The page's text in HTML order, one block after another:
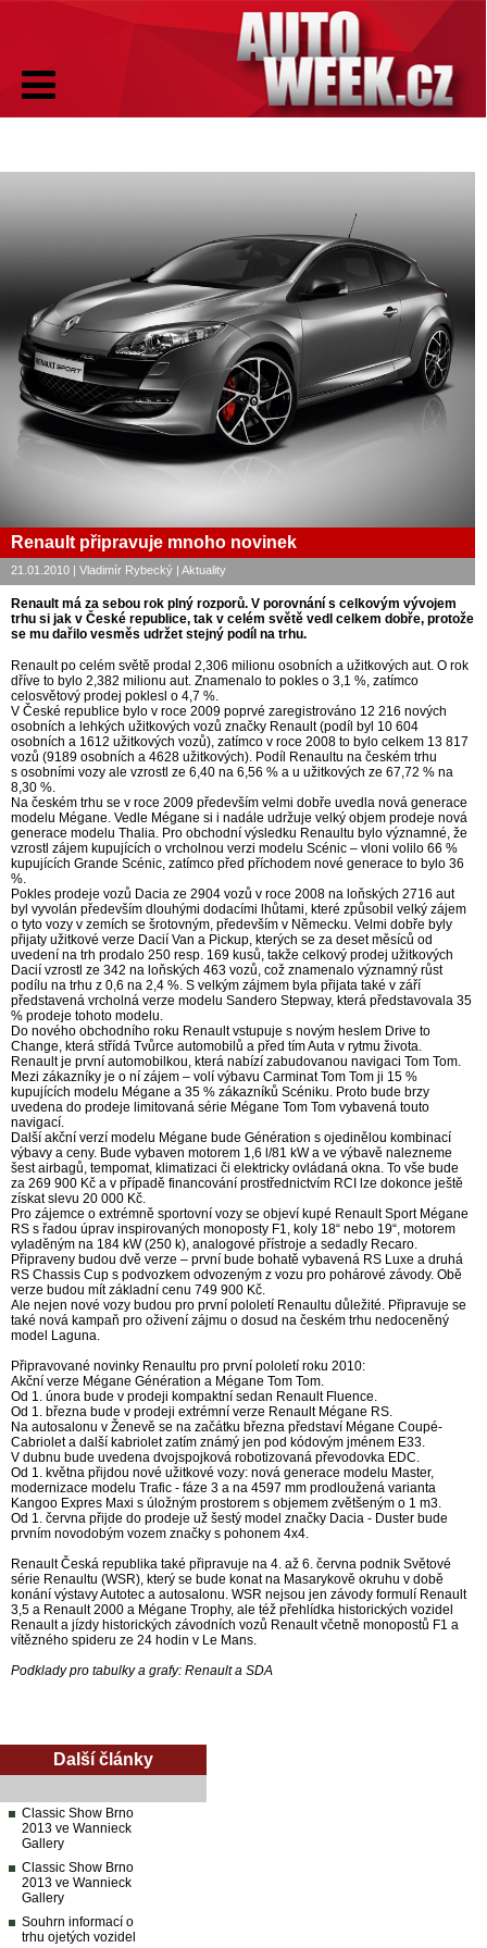
Renault připravuje mnoho novinek
21.01.2010 | Vladimír Rybecký | Aktuality
Renault má za sebou rok plný rozporů. V porovnání s celkovým vývojem
trhu si jak v České republice, tak v celém světě vedl celkem dobře, protože
se mu dařilo vesměs udržet stejný podíl na trhu.
Renault po celém světě prodal 2,306 milionu osobních a užitkových aut. O rok
dříve to bylo 2,382 milionu aut. Znamenalo to pokles o 3,1 %, zatímco
celosvětový prodej poklesl o 4,7 %.
V České republice bylo v roce 2009 poprvé zaregistrováno 12 216 nových
osobních a lehkých užitkových vozů značky Renault (podíl byl 10 604
osobních a 1612 užitkových vozů), zatímco v roce 2008 to bylo celkem 13 817
vozů (9189 osobních a 4628 užitkových). Podíl Renaultu na českém trhu
s osobními vozy ale vzrostl ze 6,40 na 6,56 % a u užitkových ze 67,72 % na
8,30 %.
Na českém trhu se v roce 2009 především velmi dobře uvedla nová generace
modelu Mégane. Vedle Mégane si i nadále udržuje velký objem prodeje nová
generace modelu Thalia. Pro obchodní výsledku Renaultu bylo významné, že
vzrostl zájem kupujících o vrcholnou verzi modelu Scénic – vloni volilo 66 %
kupujících Grande Scénic, zatímco před příchodem nové generace to bylo 36
%.
Pokles prodeje vozů Dacia ze 2904 vozů v roce 2008 na loňských 2716 aut
byl vyvolán především dlouhými dodacími lhůtami, které způsobil velký zájem
o tyto vozy v zemích se šrotovným, především v Německu. Velmi dobře byly
přijaty užitkové verze Dacií Van a Pickup, kterých se za deset měsíců od
uvedení na trh prodalo 250 resp. 169 kusů, takže celkový prodej užitkových
Dacií vzrostl ze 342 na loňských 463 vozů, což znamenalo významný růst
podílu na trhu z 0,6 na 2,4 %. S velkým zájmem byla přijata také v září
představená vrcholná verze modelu Sandero Stepway, která představovala 35
% prodeje tohoto modelu.
Do nového obchodního roku Renault vstupuje s novým heslem Drive to
Change, která střídá Tvůrce automobilů a před tím Auta v rytmu života.
Renault je první automobilkou, která nabízí zabudovanou navigaci Tom Tom.
Mezi zákazníky je o ní zájem – volí výbavu Carminat Tom Tom ji 15 %
kupujících modelu Mégane a 35 % zákazníků Scéniku. Proto bude brzy
uvedena do prodeje limitovaná série Mégane Tom Tom vybavená touto
navigací.
Další akční verzí modelu Mégane bude Génération s ojedinělou kombinací
výbavy a ceny. Bude vybaven motorem 1,6 l/81 kW a ve výbavě nalezneme
šest airbagů, tempomat, klimatizaci či elektricky ovládaná okna. To vše bude
za 269 900 Kč a v případě financování prostřednictvím RCI lze dokonce ještě
získat slevu 20 000 Kč.
Pro zájemce o extrémně sportovní vozy se objeví kupé Renault Sport Mégane
RS s řadou úprav inspirovaných monoposty F1, koly 18“ nebo 19“, motorem
vyladěným na 184 kW (250 k), analogové přístroje a sedadly Recaro.
Připraveny budou dvě verze – první bude bohatě vybavená RS Luxe a druhá
RS Chassis Cup s podvozkem odvozeným z vozu pro pohárové závody. Obě
verze budou mít základní cenu 749 900 Kč.
Ale nejen nové vozy budou pro první pololetí Renaultu důležité. Připravuje se
také nová kampaň pro oživení zájmu o dosud na českém trhu nedoceněný
model Laguna.
Připravované novinky Renaultu pro první pololetí roku 2010:
Akční verze Mégane Génération a Mégane Tom Tom.
Od 1. února bude v prodeji kompaktní sedan Renault Fluence.
Od 1. března bude v prodeji extrémní verze Renault Mégane RS.
Na autosalonu v Ženevě se na začátku března představí Mégane Coupé-
Cabriolet a další kabriolet zatím známý jen pod kódovým jménem E33.
V dubnu bude uvedena dvojspojková robotizovaná převodovka EDC.
Od 1. května přijdou nové užitkové vozy: nová generace modelu Master,
modernizace modelu Trafic - fáze 3 a na 4597 mm prodloužená varianta
Kangoo Expres Maxi s úložným prostorem s objemem zvětšeným o 1 m3.
Od 1. června přijde do prodeje už šestý model značky Dacia - Duster bude
prvním novodobým vozem značky s pohonem 4x4.
Renault Česká republika také připravuje na 4. až 6. června podnik Světové
série Renaultu (WSR), který se bude konat na Masarykově okruhu v době
konání výstavy Autotec a autosalonu. WSR nejsou jen závody formulí Renault
3,5 a Renault 2000 a Mégane Trophy, ale též přehlídka historických vozidel
Renault a jízdy historických závodních vozů Renault včetně monopostů F1 a
vítězného spideru ze 24 hodin v Le Mans.
Podklady pro tabulky a grafy: Renault a SDA
Další články
Classic Show Brno
2013 ve Wannieck
Gallery
Classic Show Brno
2013 ve Wannieck
Gallery
Souhrn informací o
trhu ojetých vozidel